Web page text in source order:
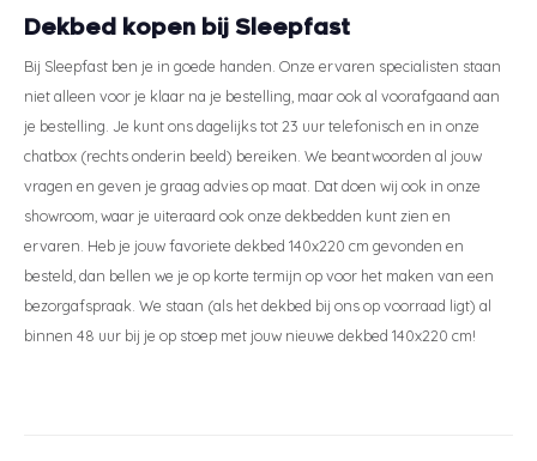
Dekbed kopen bij Sleepfast
Bij Sleepfast ben je in goede handen. Onze ervaren specialisten staan
niet alleen voor je klaar na je bestelling, maar ook al voorafgaand aan
je bestelling. Je kunt ons dagelijks tot 23 uur telefonisch en in onze
chatbox (rechts onderin beeld) bereiken. We beantwoorden al jouw
vragen en geven je graag advies op maat. Dat doen wij ook in onze
showroom, waar je uiteraard ook onze dekbedden kunt zien en
ervaren. Heb je jouw favoriete dekbed 140x220 cm gevonden en
besteld, dan bellen we je op korte termijn op voor het maken van een
bezorgafspraak. We staan (als het dekbed bij ons op voorraad ligt) al
binnen 48 uur bij je op stoep met jouw nieuwe dekbed 140x220 cm!